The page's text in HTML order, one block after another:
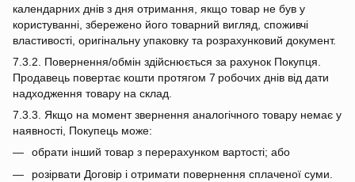
календарних днів з дня отримання, якщо товар не був у
користуванні, збережено його товарний вигляд, споживчі
властивості, оригінальну упаковку та розрахунковий документ.
7.3.2. Повернення/обмін здійснюється за рахунок Покупця.
Продавець повертає кошти протягом 7 робочих днів від дати
надходження товару на склад.
7.3.3. Якщо на момент звернення аналогічного товару немає у
наявності, Покупець може:
обрати інший товар з перерахунком вартості; або
розірвати Договір і отримати повернення сплаченої суми.